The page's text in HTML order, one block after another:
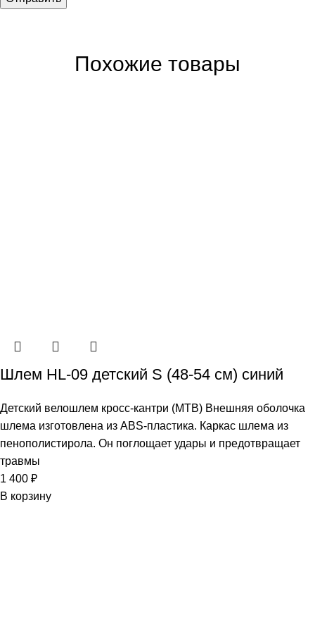
Похожие товары
Шлем HL-09 детский S (48-54 см) синий
Детский велошлем кросс-кантри (МТВ) Внешняя оболочка
шлема изготовлена из ABS-пластика. Каркас шлема из
пенополистирола. Он поглощает удары и предотвращает
травмы
1 400 ₽
В корзину